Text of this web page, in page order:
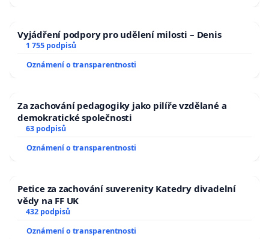
Vyjádření podpory pro udělení milosti – Denis
1 755 podpisů
Oznámení o transparentnosti
Za zachování pedagogiky jako pilíře vzdělané a
demokratické společnosti
63 podpisů
Oznámení o transparentnosti
Petice za zachování suverenity Katedry divadelní
vědy na FF UK
432 podpisů
Oznámení o transparentnosti